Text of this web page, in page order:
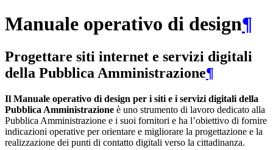
Manuale operativo di design¶
Progettare siti internet e servizi digitali
della Pubblica Amministrazione¶
Il Manuale operativo di design per i siti e i servizi digitali della
Pubblica Amministrazione è uno strumento di lavoro dedicato alla
Pubblica Amministrazione e i suoi fornitori e ha l’obiettivo di fornire
indicazioni operative per orientare e migliorare la progettazione e la
realizzazione dei punti di contatto digitali verso la cittadinanza.